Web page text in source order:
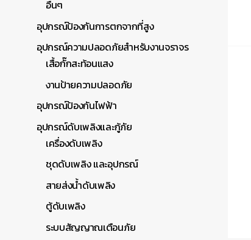
อื่นๆ
อุปกรณ์ป้องกันการตกจากที่สูง
อุปกรณ์ความปลอดภัยสำหรับงานจราจร
เสื้อกั๊กสะท้อนแสง
งานป้ายความปลอดภัย
อุปกรณ์ป้องกันไฟฟ้า
อุปกรณ์ดับเพลิงและกู้ภัย
เครื่องดับเพลิง
ชุดดับเพลิง และอุปกรณ์
สายส่งน้ำดับเพลิง
ตู้ดับเพลิง
ระบบสัญญาณเตือนภัย